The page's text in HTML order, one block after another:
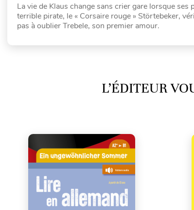
La vie de Klaus change sans crier gare lorsque
terrible pirate, le « Corsaire rouge » Störtebeker,
pas à oublier Trebele, son premier amour.
L’ÉDITEUR